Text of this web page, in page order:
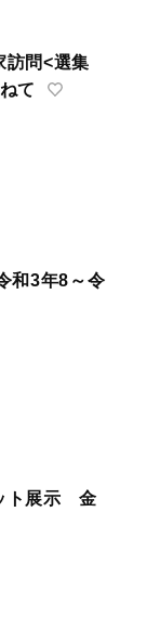
訪問<選集
て
和3年8～令
ト展示 金